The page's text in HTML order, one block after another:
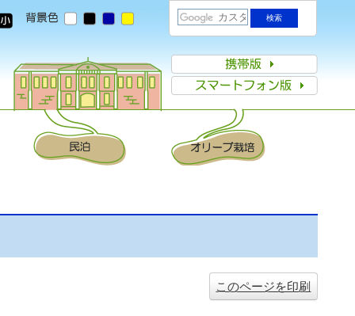
このページを印刷